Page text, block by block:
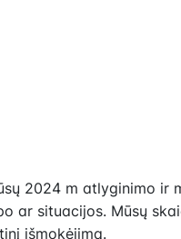
2024 m atlyginimo ir
ar situacijos. Mūsų
išmokėjimą.